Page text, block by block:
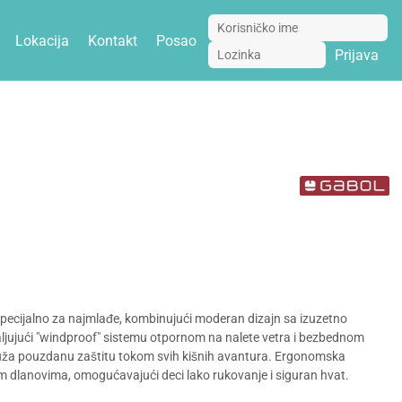
Lokacija Kontakt
Posao
Prijava
za najmlađe, kombinujući moderan dizajn sa izuzetno
"windproof" sistemu otpornom na nalete vetra i bezbednom
pouzdanu zaštitu tokom svih kišnih avantura. Ergonomska
dlanovima, omogućavajući deci lako rukovanje i siguran hvat.